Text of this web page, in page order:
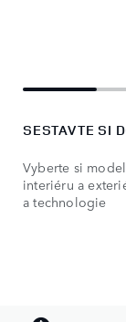
SESTAVTE SI
Vyberte si
interiéru a
a technologie